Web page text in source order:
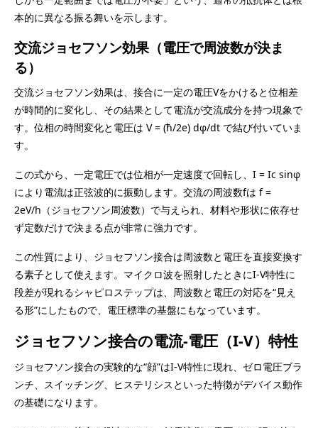
本的に異なる振る舞いを示します。
交流ジョセフソン効果（電圧で周波数が決ま
る）
交流ジョセフソン効果は、接合に一定の電圧Vをかけると位相差
が時間的に変化し、その結果として電流が交流成分を持つ現象で
す。位相の時間変化と電圧は V = (ħ/2e) dφ/dt で結び付いていま
す。
この式から、一定電圧では位相が一定速度で回転し、I = Ic sinφ
により電流は正弦波的に振動します。交流の周波数fは f =
2eV/h（ジョセフソン周波数）で与えられ、材料や形状に依存せ
ず定数だけで決まる点が非常に強力です。
この性質により、ジョセフソン接合は周波数と電圧を直接変換す
る素子として使えます。マイクロ波を照射したときにI-V特性に
段差が現れるシャピロステップは、周波数と電圧の対応を“見え
る形”にしたもので、電圧標準の基盤にもなっています。
ジョセフソン接合の電流-電圧（I-V）特性
ジョセフソン接合の実験的な“顔”はI-V特性に現れ、ゼロ電圧ブラ
ンチ、スイッチング、ヒステリシスといった特徴がデバイス動作
の基礎になります。